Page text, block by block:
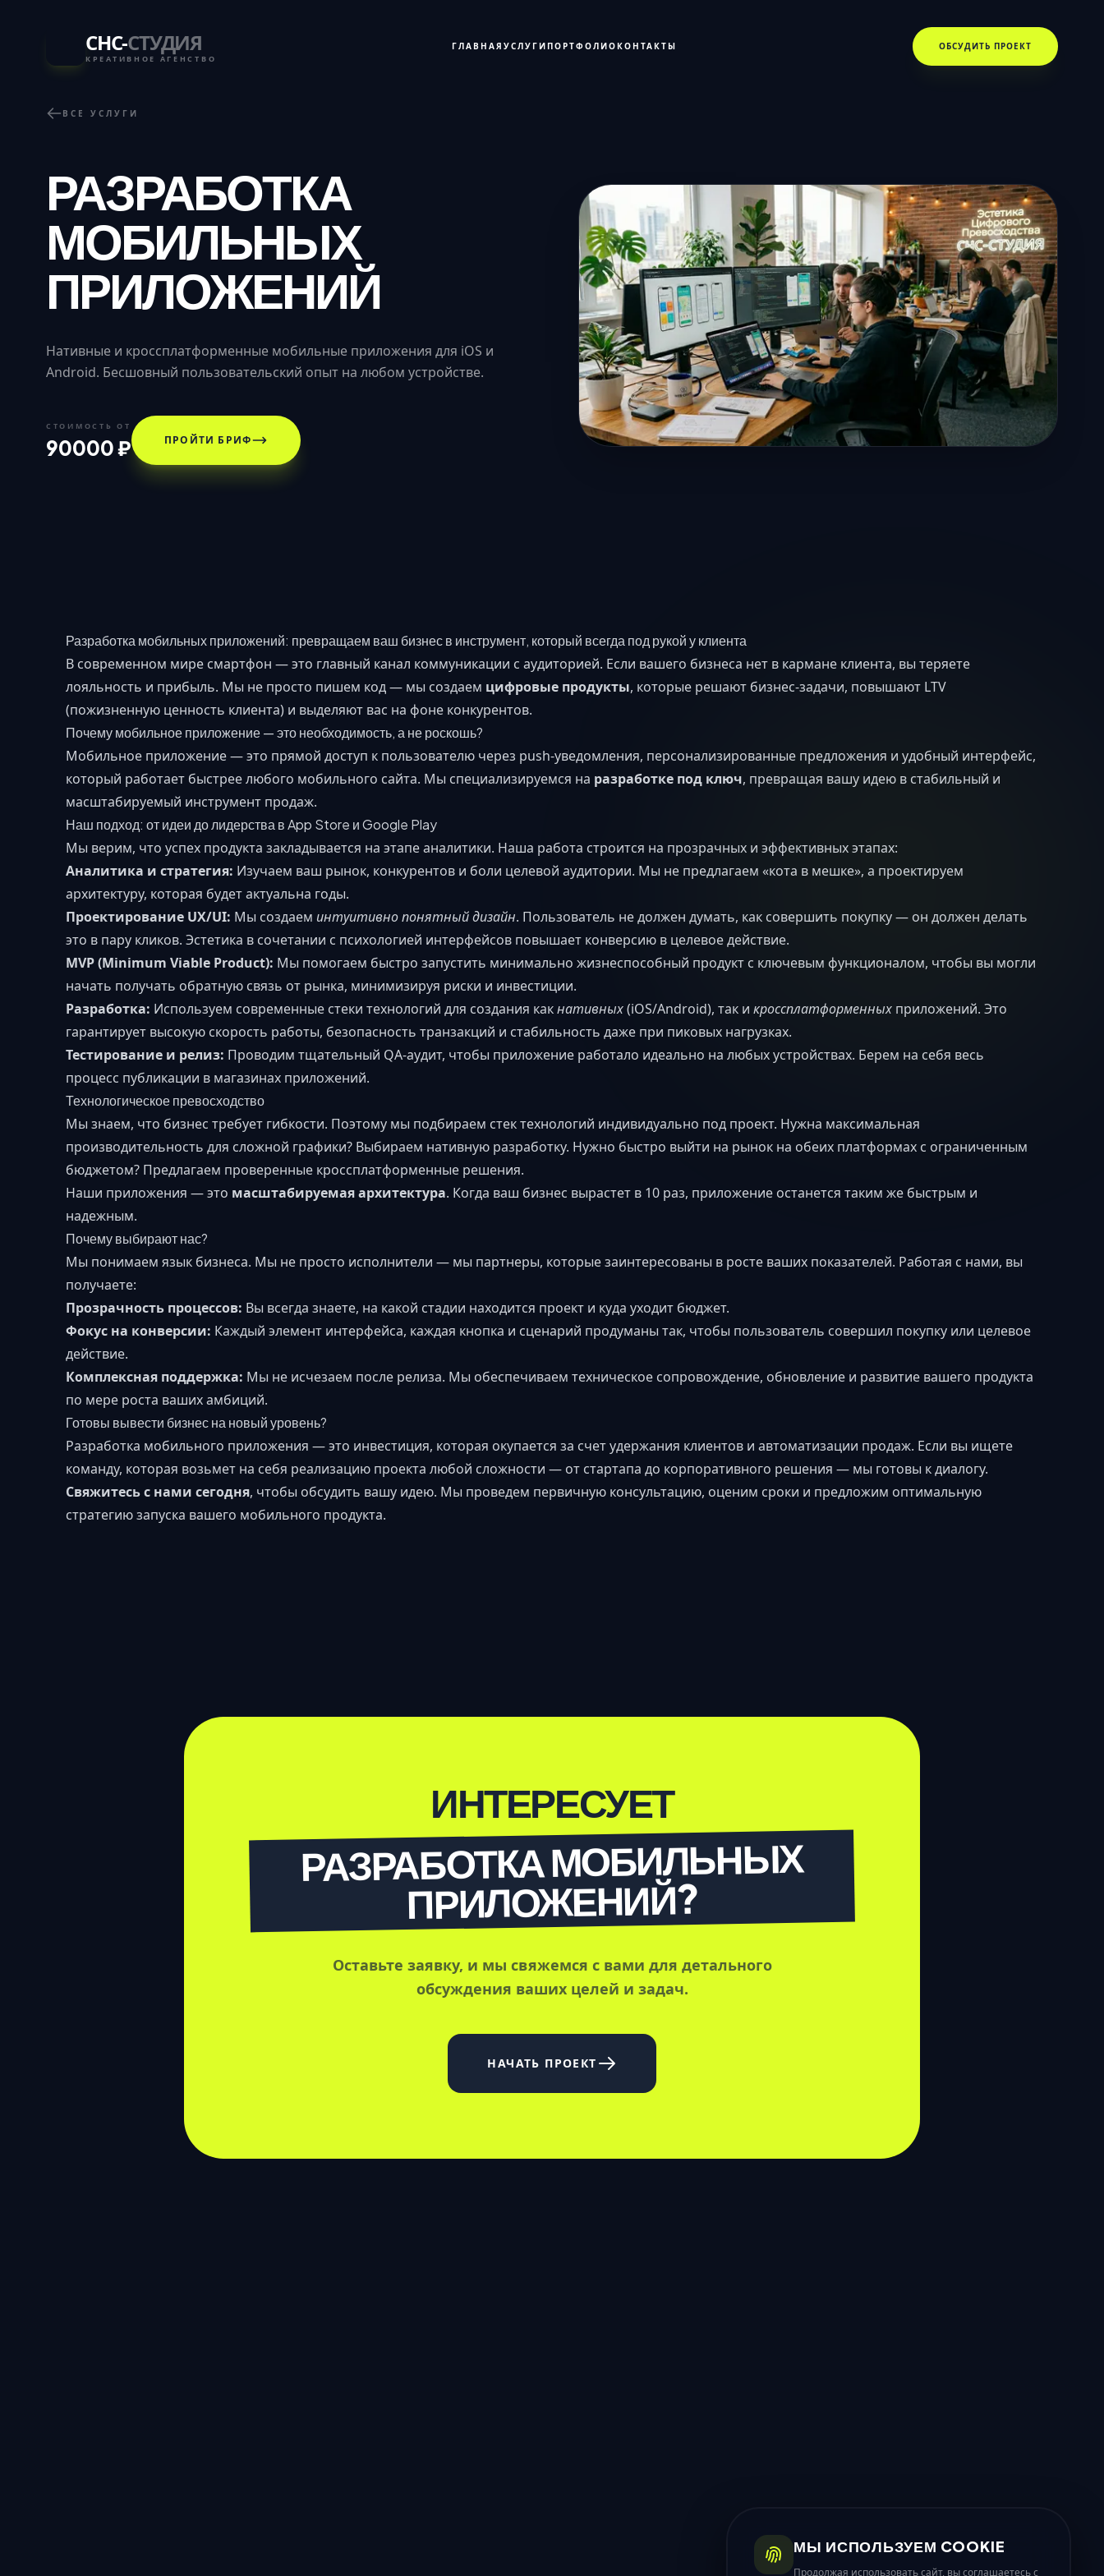
СНС-СТУДИЯ
КРЕАТИВНОЕ АГЕНСТВО
ГЛАВНАЯУСЛУГИ ПОРТФОЛИО КОНТАКТЫ ОБСУДИТЬ ПРОЕКТ
ВСЕ УСЛУГИ
РАЗРАБОТКА
МОБИЛЬНЫХ
ПРИЛОЖЕНИЙ
Нативные и кроссплатформенные мобильные приложения для iOS и
Android. Бесшовный пользовательский опыт на любом устройстве.
СТОИМОСТЬ ОТ
90000 ₽ ПРОЙТИ БРИФ
Разработка мобильных приложений: превращаем ваш бизнес в инструмент, который всегда под рукой у клиента
В современном мире смартфон — это главный канал коммуникации с аудиторией. Если вашего бизнеса нет в кармане клиента, вы теряете
лояльность и прибыль. Мы не просто пишем код — мы создаем цифровые продукты, которые решают бизнес-задачи, повышают LTV
(пожизненную ценность клиента) и выделяют вас на фоне конкурентов.
Почему мобильное приложение — это необходимость, а не роскошь?
Мобильное приложение — это прямой доступ к пользователю через push-уведомления, персонализированные предложения и удобный интерфейс,
который работает быстрее любого мобильного сайта. Мы специализируемся на разработке под ключ, превращая вашу идею в стабильный и
масштабируемый инструмент продаж.
Наш подход: от идеи до лидерства в App Store и Google Play
Мы верим, что успех продукта закладывается на этапе аналитики. Наша работа строится на прозрачных и эффективных этапах:
Аналитика и стратегия: Изучаем ваш рынок, конкурентов и боли целевой аудитории. Мы не предлагаем «кота в мешке», а проектируем
архитектуру, которая будет актуальна годы.
Проектирование UX/UI: Мы создаем интуитивно понятный дизайн. Пользователь не должен думать, как совершить покупку — он должен делать
это в пару кликов. Эстетика в сочетании с психологией интерфейсов повышает конверсию в целевое действие.
MVP (Minimum Viable Product): Мы помогаем быстро запустить минимально жизнеспособный продукт с ключевым функционалом, чтобы вы могли
начать получать обратную связь от рынка, минимизируя риски и инвестиции.
Разработка: Используем современные стеки технологий для создания какнативных(iOS/Android), так и кроссплатформенных приложений. Это
гарантирует высокую скорость работы, безопасность транзакций и стабильность даже при пиковых нагрузках.
Тестирование и релиз: Проводим тщательный QA-аудит, чтобы приложение работало идеально на любых устройствах. Берем на себя весь
процесс публикации в магазинах приложений.
Технологическое превосходство
Мы знаем, что бизнес требует гибкости. Поэтому мы подбираем стек технологий индивидуально под проект. Нужна максимальная
производительность для сложной графики? Выбираем нативную разработку. Нужно быстро выйти на рынок на обеих платформах с ограниченным
бюджетом? Предлагаем проверенные кроссплатформенные решения.
Наши приложения — это масштабируемая архитектура. Когда ваш бизнес вырастет в 10 раз, приложение останется таким же быстрым и
надежным.
Почему выбирают нас?
Мы понимаем язык бизнеса. Мы не просто исполнители — мы партнеры, которые заинтересованы в росте ваших показателей. Работая с нами, вы
получаете:
Прозрачность процессов: Вы всегда знаете, на какой стадии находится проект и куда уходит бюджет.
Фокус на конверсии: Каждый элемент интерфейса, каждая кнопка и сценарий продуманы так, чтобы пользователь совершил покупку или целевое
действие.
Комплексная поддержка: Мы не исчезаем после релиза. Мы обеспечиваем техническое сопровождение, обновление и развитие вашего продукта
по мере роста ваших амбиций.
Готовы вывести бизнес на новый уровень?
Разработка мобильного приложения — это инвестиция, которая окупается за счет удержания клиентов и автоматизации продаж. Если вы ищете
команду, которая возьмет на себя реализацию проекта любой сложности — от стартапа до корпоративного решения — мы готовы к диалогу.
Свяжитесь с нами сегодня, чтобы обсудить вашу идею. Мы проведем первичную консультацию, оценим сроки и предложим оптимальную
стратегию запуска вашего мобильного продукта.
ИНТЕРЕСУЕТ
РАЗРАБОТКА МОБИЛЬНЫХ
ПРИЛОЖЕНИЙ?
Оставьте заявку, и мы свяжемся с вами для детального
обсуждения ваших целей и задач.
НАЧАТЬ ПРОЕКТ
МЫ ИСПОЛЬЗУЕМ COOKIE
Продолжая использовать сайт, вы соглашаетесь с